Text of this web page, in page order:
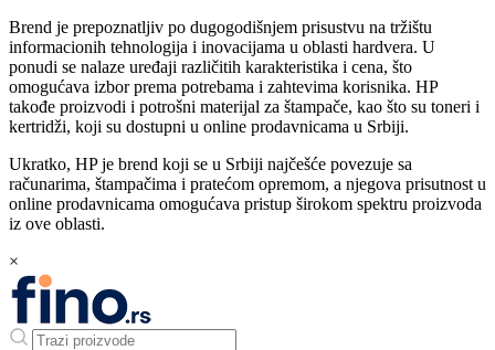
Brend je prepoznatljiv po dugogodišnjem prisustvu na tržištu
informacionih tehnologija i inovacijama u oblasti hardvera. U
ponudi se nalaze uređaji različitih karakteristika i cena, što
omogućava izbor prema potrebama i zahtevima korisnika. HP
takođe proizvodi i potrošni materijal za štampače, kao što su toneri i
kertridži, koji su dostupni u online prodavnicama u Srbiji.
Ukratko, HP je brend koji se u Srbiji najčešće povezuje sa
računarima, štampačima i pratećom opremom, a njegova prisutnost u
online prodavnicama omogućava pristup širokom spektru proizvoda
iz ove oblasti.
×